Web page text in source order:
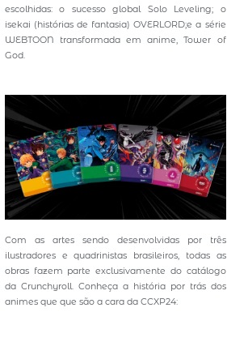
escolhidas: o sucesso global Solo Leveling; o
isekai (histórias de fantasia) OVERLORD;e a série
WEBTOON transformada em anime, Tower of
God.
Com as artes sendo desenvolvidas por três
ilustradores e quadrinistas brasileiros, todas as
obras fazem parte exclusivamente do catálogo
da Crunchyroll. Conheça a história por trás dos
animes que que são a cara da CCXP24: